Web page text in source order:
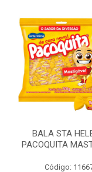
BALA STA
PACOQUITA
Código: